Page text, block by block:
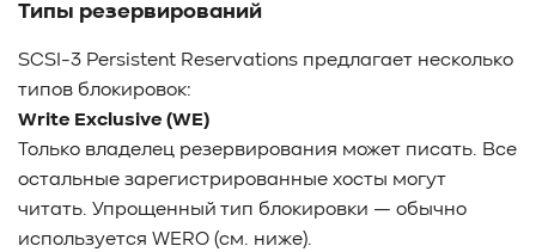
Типы резервирований
SCSI-3 Persistent Reservations предлагает несколько
типов блокировок:
Write Exclusive (WE)
Только владелец резервирования может писать. Все
остальные зарегистрированные хосты могут
читать. Упрощенный тип блокировки — обычно
используется WERO (см. ниже).